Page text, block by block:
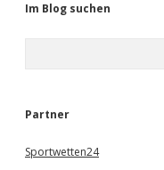
Im Blog suchen
e
Partner
Sportwetten24